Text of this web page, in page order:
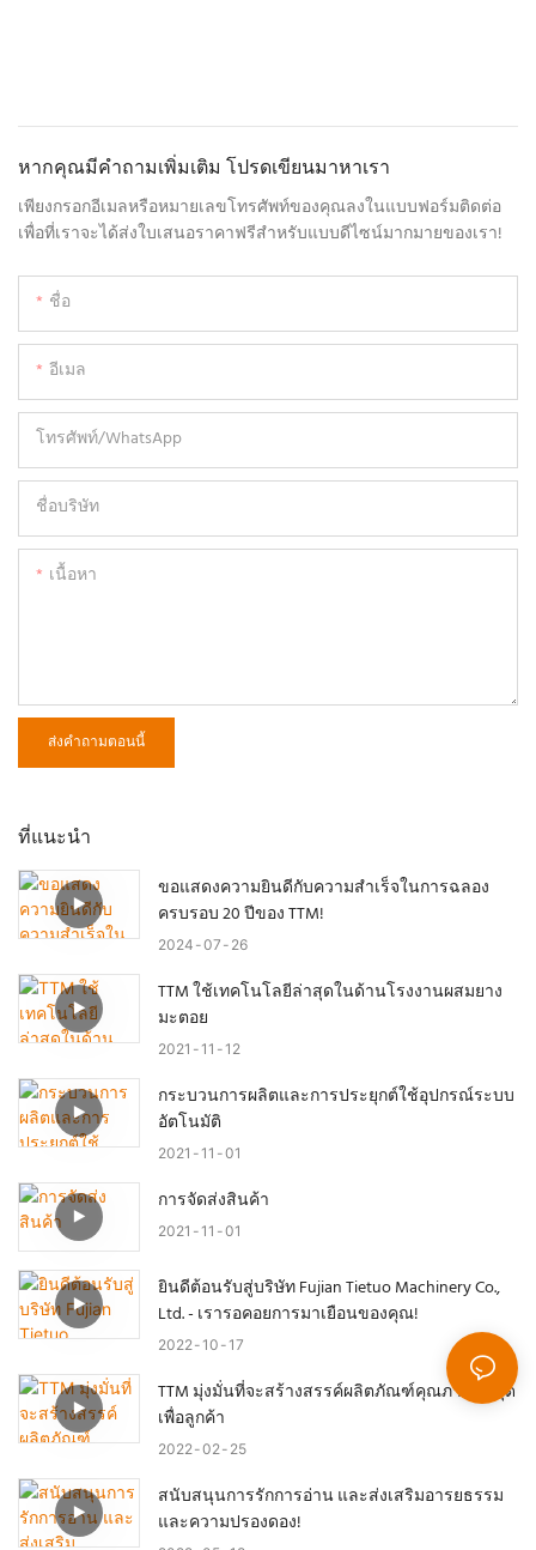
หากคุณมีคำถามเพิ่มเติม โปรดเขียนมาหาเรา
เพียงกรอกอีเมลหรือหมายเลขโทรศัพท์ของคุณลงในแบบฟอร์มติดต่อ
เพื่อที่เราจะได้ส่งใบเสนอราคาฟรีสำหรับแบบดีไซน์มากมายของเรา!
ชื่อ
อีเมล
โทรศัพท์/WhatsApp
ชื่อบริษัท
เนื้อหา
ส่งคำถามตอนนี้
ที่แนะนำ
ขอแสดงความยินดีกับความสำเร็จในการฉลอง
ครบรอบ 20 ปีของ TTM!
2024 07 26
TTM ใช้เทคโนโลยีล่าสุดในด้านโรงงานผสมยาง
มะตอย
2021 11 12
กระบวนการผลิตและการประยุกต์ใช้อุปกรณ์ระบบ
อัตโนมัติ
2021 11 01
การจัดส่งสินค้า
2021 11 01
ยินดีต้อนรับสู่บริษัท Fujian Tietuo Machinery Co.,
Ltd. - เรารอคอยการมาเยือนของคุณ!
2022 10 17
TTM มุ่งมั่นที่จะสร้างสรรค์ผลิตภัณฑ์คุณภาพดีที่สุด
เพื่อลูกค้า
2022 02 25
สนับสนุนการรักการอ่าน และส่งเสริมอารยธรรม
และความปรองดอง!